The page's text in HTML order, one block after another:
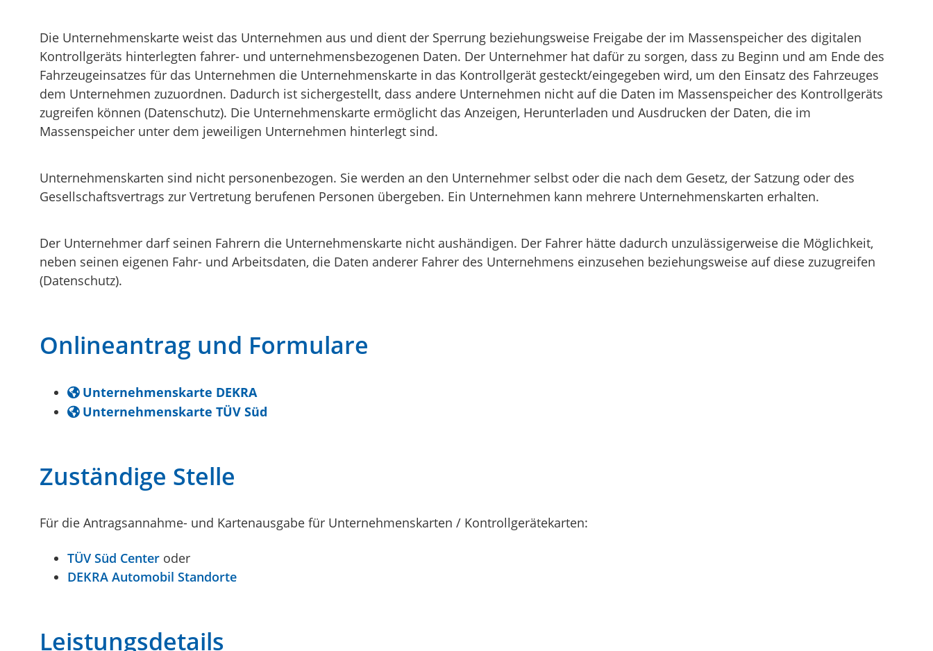
Die Unternehmenskarte weist das Unternehmen aus und dient der Sperrung beziehungsweise Freigabe der im Massenspeicher des digitalen
Kontrollgeräts hinterlegten fahrer- und unternehmensbezogenen Daten. Der Unternehmer hat dafür zu sorgen, dass zu Beginn und am Ende des
Fahrzeugeinsatzes für das Unternehmen die Unternehmenskarte in das Kontrollgerät gesteckt/eingegeben wird, um den Einsatz des Fahrzeuges
dem Unternehmen zuzuordnen. Dadurch ist sichergestellt, dass andere Unternehmen nicht auf die Daten im Massenspeicher des Kontrollgeräts
zugreifen können (Datenschutz). Die Unternehmenskarte ermöglicht das Anzeigen, Herunterladen und Ausdrucken der Daten, die im
Massenspeicher unter dem jeweiligen Unternehmen hinterlegt sind.
Unternehmenskarten sind nicht personenbezogen. Sie werden an den Unternehmer selbst oder die nach dem Gesetz, der Satzung oder des
Gesellschaftsvertrags zur Vertretung berufenen Personen übergeben. Ein Unternehmen kann mehrere Unternehmenskarten erhalten.
Der Unternehmer darf seinen Fahrern die Unternehmenskarte nicht aushändigen. Der Fahrer hätte dadurch unzulässigerweise die Möglichkeit,
neben seinen eigenen Fahr- und Arbeitsdaten, die Daten anderer Fahrer des Unternehmens einzusehen beziehungsweise auf diese zuzugreifen
(Datenschutz).
Onlineantrag und Formulare
Unternehmenskarte DEKRA
Unternehmenskarte TÜV Süd
Zuständige Stelle
Für die Antragsannahme- und Kartenausgabe für Unternehmenskarten / Kontrollgerätekarten:
TÜV Süd Center oder
DEKRA Automobil Standorte
Leistungsdetails